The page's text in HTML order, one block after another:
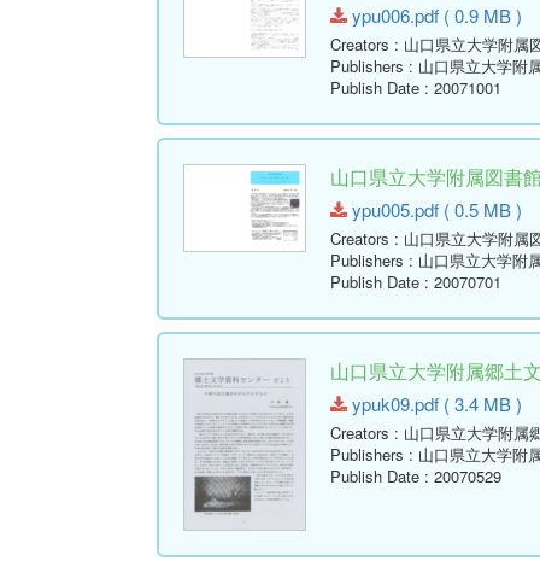
ypu006.pdf ( 0.9 MB )
Creators : 山口県立大学附属
Publishers : 山口県立大学附
Publish Date : 20071001
山口県立大学附属図書
ypu005.pdf ( 0.5 MB )
Creators : 山口県立大学附属
Publishers : 山口県立大学附
Publish Date : 20070701
山口県立大学附属郷土
ypuk09.pdf ( 3.4 MB )
Creators : 山口県立大学附属
Publishers : 山口県立大学附
Publish Date : 20070529